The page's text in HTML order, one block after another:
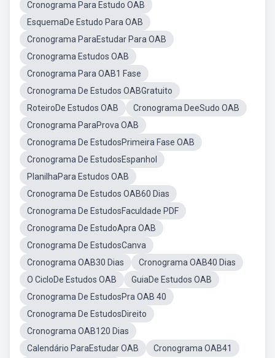
Cronograma Para Estudo OAB
EsquemaDe Estudo Para OAB
Cronograma ParaEstudar Para OAB
Cronograma Estudos OAB
Cronograma Para OAB1 Fase
Cronograma De Estudos OABGratuito
RoteiroDe Estudos OAB
Cronograma DeeSudo OAB
Cronograma ParaProva OAB
Cronograma De EstudosPrimeira Fase OAB
Cronograma De EstudosEspanhol
PlanilhaPara Estudos OAB
Cronograma De Estudos OAB60 Dias
Cronograma De EstudosFaculdade PDF
Cronograma De EstudoApra OAB
Cronograma De EstudosCanva
Cronograma OAB30 Dias
Cronograma OAB40 Dias
O CicloDe Estudos OAB
GuiaDe Estudos OAB
Cronograma De EstudosPra OAB 40
Cronograma De EstudosDireito
Cronograma OAB120 Dias
Calendário ParaEstudar OAB
Cronograma OAB41